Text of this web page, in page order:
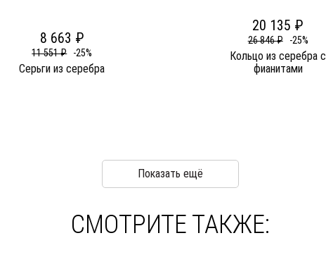
8 663 ₽
11 551 ₽ -25%
Серьги из серебра
20 135 ₽
26 846 ₽ -25%
Кольцо из серебра c
фианитами
Показать ещё
СМОТРИТЕ ТАКЖЕ: